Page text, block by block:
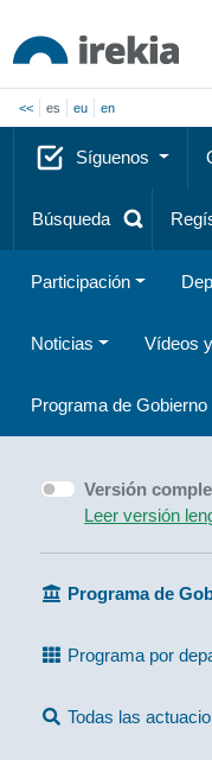
<< es eu en
Síguenos
Búsqueda
Participación
Noticias Vídeos
Programa de Gobierno
Versión
Leer versión
Programa de
Programa por
Todas las